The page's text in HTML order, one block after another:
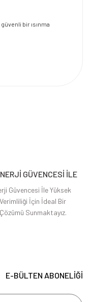
bir ısınma
GÜVENCESİ İLE
Güvencesi İle Yüksek
İçin İdeal Bir
Sunmaktayız.
E-BÜLTEN ABONELİĞİ